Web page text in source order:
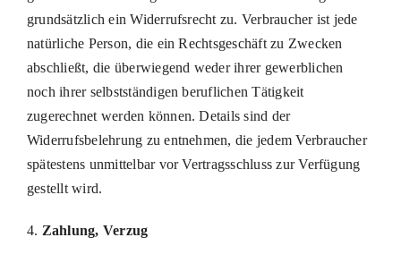
grundsätzlich ein Widerrufsrecht zu. Verbraucher ist jede
natürliche Person, die ein Rechtsgeschäft zu Zwecken
abschließt, die überwiegend weder ihrer gewerblichen
noch ihrer selbstständigen beruflichen Tätigkeit
zugerechnet werden können. Details sind der
Widerrufsbelehrung zu entnehmen, die jedem Verbraucher
spätestens unmittelbar vor Vertragsschluss zur Verfügung
gestellt wird.
4. Zahlung, Verzug